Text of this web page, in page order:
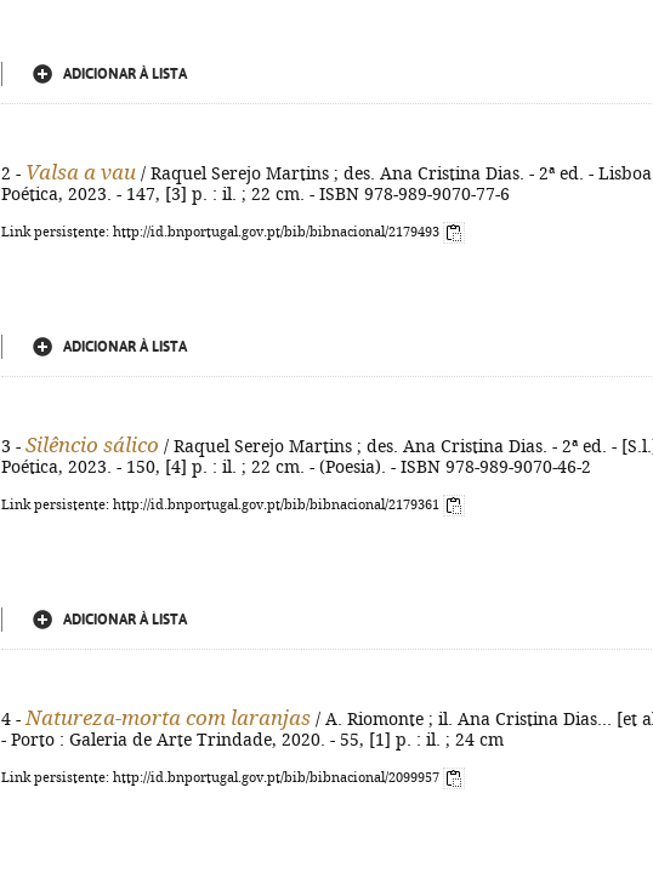
ADICIONAR À LISTA
2 - Valsa a vau / Raquel Serejo Martins ; des. Ana Cristina Dias. - 2ª ed. -
Poética, 2023. - 147, [3] p. : il. ; 22 cm. - ISBN 978-989-9070-77-6
Link persistente: http://id.bnportugal.gov.pt/bib/bibnacional/2179493
ADICIONAR À LISTA
3 - Silêncio sálico / Raquel Serejo Martins ; des. Ana Cristina Dias. - 2ª ed. -
Poética, 2023. - 150, [4] p. : il. ; 22 cm. - (Poesia). - ISBN 978-989-9070-46-2
Link persistente: http://id.bnportugal.gov.pt/bib/bibnacional/2179361
ADICIONAR À LISTA
4 - Natureza-morta com laranjas / A. Riomonte ; il. Ana Cristina Dias... [et
- Porto : Galeria de Arte Trindade, 2020. - 55, [1] p. : il. ; 24 cm
Link persistente: http://id.bnportugal.gov.pt/bib/bibnacional/2099957